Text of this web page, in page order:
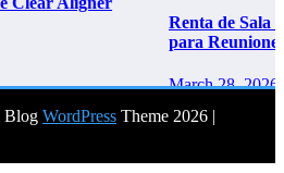
de Sala de Juntas por Hora en
Profesionales Inteligentes y
2026 letrank
Blog WordPress Theme 2026 |